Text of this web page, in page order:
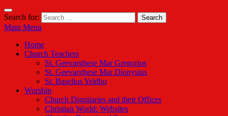
Search for:
Main Menu
Home
Church Teachers
St. Geevarghese Mar Gregorios
St. Geevarghese Mar Dionysius
St. Baselios Yeldho
Worship
Church Dignitaries and their Offices
Christian World: Websites